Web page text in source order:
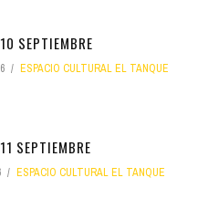
SEPTIEMBRE
ESPACIO CULTURAL EL TANQUE
SEPTIEMBRE
ESPACIO CULTURAL EL TANQUE